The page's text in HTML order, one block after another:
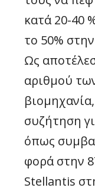
κατά 20-40
το 50%
Ως
αριθμού
συζήτηση
όπως
φορά στην
Stellantis